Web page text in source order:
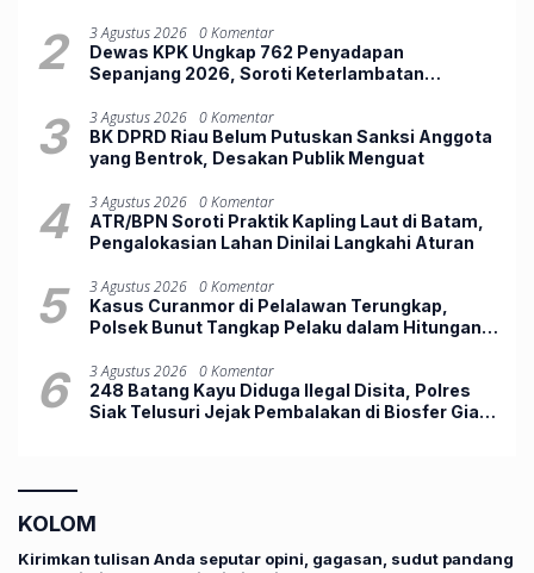
2 3 Agustus 2026 0 Komentar
Dewas KPK Ungkap 762 Penyadapan
Sepanjang 2026, Soroti Keterlambatan
3 3 Agustus 2026 0 Komentar
BK DPRD Riau Belum Putuskan Sanksi Anggota
yang Bentrok, Desakan Publik Menguat
4 3 Agustus 2026 0 Komentar
ATR/BPN Soroti Praktik Kapling Laut di Batam,
Pengalokasian Lahan Dinilai Langkahi Aturan
5 3 Agustus 2026 0 Komentar
Kasus Curanmor di Pelalawan Terungkap,
Polsek Bunut Tangkap Pelaku dalam Hitungan
6 3 Agustus 2026 0 Komentar
248 Batang Kayu Diduga Ilegal Disita, Polres
Siak Telusuri Jejak Pembalakan di Biosfer Giam
KOLOM
Kirimkan tulisan Anda seputar opini, gagasan, sudut pandang